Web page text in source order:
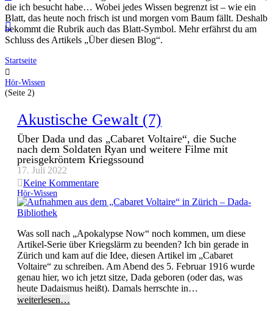
die ich besucht habe… Wobei jedes Wissen begrenzt ist – wie ein
Blatt, das heute noch frisch ist und morgen vom Baum fällt. Deshalb
bekommt die Rubrik auch das Blatt-Symbol. Mehr erfährst du am
Schluss des Artikels „Über diesen Blog“.
Startseite
Hör-Wissen
(Seite 2)
Akustische Gewalt (7)
Über Dada und das „Cabaret Voltaire“, die Suche
nach dem Soldaten Ryan und weitere Filme mit
preisgekröntem Kriegssound
17. Juli 2022
Keine Kommentare
Hör-Wissen
Was soll nach „Apokalypse Now“ noch kommen, um diese
Artikel-Serie über Kriegslärm zu beenden? Ich bin gerade in
Zürich und kam auf die Idee, diesen Artikel im „Cabaret
Voltaire“ zu schreiben. Am Abend des 5. Februar 1916 wurde
genau hier, wo ich jetzt sitze, Dada geboren (oder das, was
heute Dadaismus heißt). Damals herrschte in…
weiterlesen…